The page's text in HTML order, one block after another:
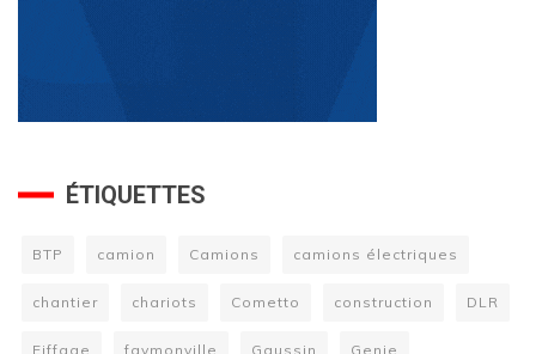
ÉTIQUETTES
BTP camion Camions camions électriques
chantier chariots Cometto construction DLR
Eiffage faymonville Gaussin Genie